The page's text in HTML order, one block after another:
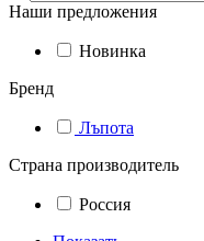
Наши предложения
Новинка
Бренд
Лъпота
Страна производитель
Россия